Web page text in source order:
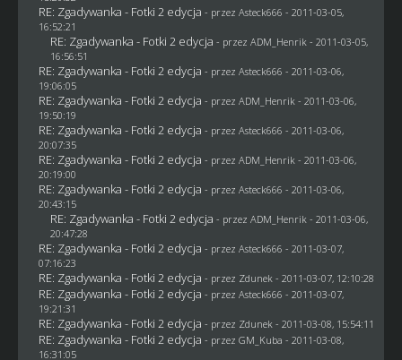
RE: Zgadywanka - Fotki 2 edycja - przez Asteck666 - 2011-03-05,
16:52:21
RE: Zgadywanka - Fotki 2 edycja - przez ADM_Henrik - 2011-03-05,
16:56:51
RE: Zgadywanka - Fotki 2 edycja - przez Asteck666 - 2011-03-06,
19:06:05
RE: Zgadywanka - Fotki 2 edycja - przez ADM_Henrik - 2011-03-06,
19:50:19
RE: Zgadywanka - Fotki 2 edycja - przez Asteck666 - 2011-03-06,
20:07:35
RE: Zgadywanka - Fotki 2 edycja - przez ADM_Henrik - 2011-03-06,
20:19:00
RE: Zgadywanka - Fotki 2 edycja - przez Asteck666 - 2011-03-06,
20:43:15
RE: Zgadywanka - Fotki 2 edycja - przez ADM_Henrik - 2011-03-06,
20:47:28
RE: Zgadywanka - Fotki 2 edycja - przez Asteck666 - 2011-03-07,
07:16:23
RE: Zgadywanka - Fotki 2 edycja - przez Zdunek - 2011-03-07, 12:10:28
RE: Zgadywanka - Fotki 2 edycja - przez Asteck666 - 2011-03-07,
19:21:31
RE: Zgadywanka - Fotki 2 edycja - przez Zdunek - 2011-03-08, 15:54:11
RE: Zgadywanka - Fotki 2 edycja - przez GM_Kuba - 2011-03-08,
16:31:05